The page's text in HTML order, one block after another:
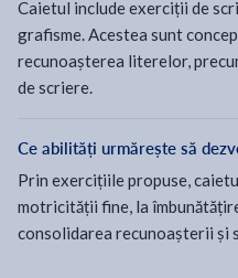
Caietul include exerciții de
grafisme. Acestea sunt
recunoașterea literelor,
de scriere.
Ce abilități urmărește să
Prin exercițiile propuse,
motricității fine, la
consolidarea recunoașterii și